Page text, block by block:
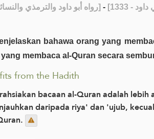
- [رواه أبو داود والترمذي والنسائي] -
membaca al-Quran secara
from the Hadith
bacaan al-Quran adalah
daripada riya' dan 'ujub,